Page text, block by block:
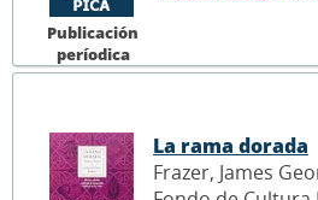
Publicación
períodica
La rama dorada
Frazer, James